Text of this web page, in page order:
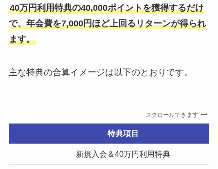
40万円利用特典の40,000ポイントを獲得するだけ
で、年会費を7,000円ほど上回るリターンが得られ
ます。
主な特典の合算イメージは以下のとおりです。
スクロールできます
特典項目
新規入会＆40万円利用特典